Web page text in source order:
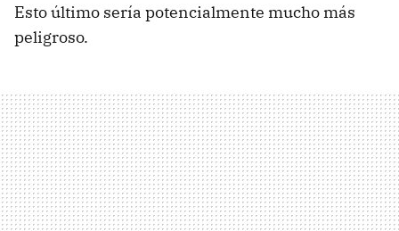
Esto último sería potencialmente mucho más
peligroso.